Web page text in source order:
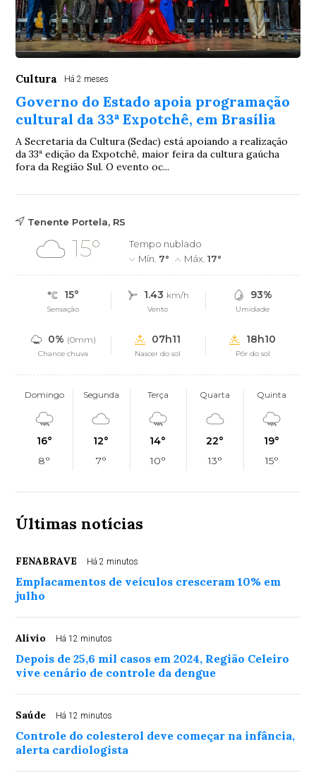
Cultura Há 2 meses
Governo do Estado apoia programação
cultural da 33ª Expotchê, em Brasília
A Secretaria da Cultura (Sedac) está apoiando a realização
da 33ª edição da Expotchê, maior feira da cultura gaúcha
fora da Região Sul. O evento oc...
Tenente Portela, RS
15°
Tempo nublado
Mín. 7° Máx.17°
15°
Sensação
1.43 km/h
Vento
93%
Umidade
0% (0mm)
Chance chuva
07h11
Nascer do sol
18h10
Pôr do sol
Domingo
16°
8°
Segunda
12°
7°
Terça
14°
10°
Quarta
22°
13°
Quinta
19°
15°
Últimas notícias
FENABRAVE Há 2 minutos
Emplacamentos de veículos cresceram 10% em
julho
Alívio Há 12 minutos
Depois de 25,6 mil casos em 2024, Região Celeiro
vive cenário de controle da dengue
Saúde Há 12 minutos
Controle do colesterol deve começar na infância,
alerta cardiologista